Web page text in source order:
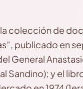
colección de
publicado en
General
Sandino); y el